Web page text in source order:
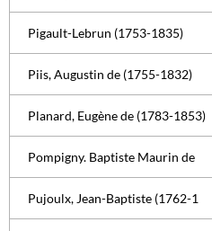
Pigault-Lebrun (1753-1835)
Piis, Augustin de (1755-1832)
Planard, Eugène de (1783-1853)
Pompigny. Baptiste Maurin de
Pujoulx, Jean-Baptiste (1762-1